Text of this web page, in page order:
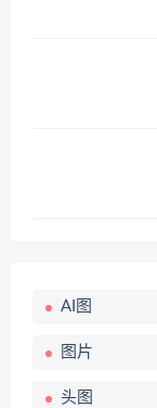
AI图
图片
头图